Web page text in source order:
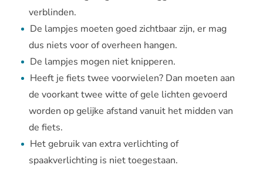
verblinden.
De lampjes moeten goed zichtbaar zijn, er mag
dus niets voor of overheen hangen.
De lampjes mogen niet knipperen.
Heeft je fiets twee voorwielen? Dan moeten aan
de voorkant twee witte of gele lichten gevoerd
worden op gelijke afstand vanuit het midden van
de fiets.
Het gebruik van extra verlichting of
spaakverlichting is niet toegestaan.